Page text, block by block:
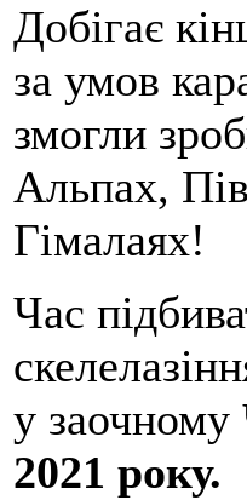
Добігає
за умов
змогли
Альпах,
Гімалаях!
Час
у заочному
2021 року.